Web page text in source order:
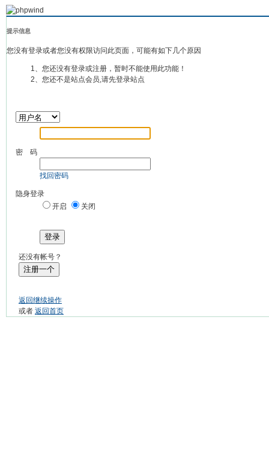
提示信息
您没有登录或者您没有权限访问此页面，可能有如下几个原因
1、您还没有登录或注册，暂时不能使用此功能！
2、您还不是站点会员,请先登录站点
密 码
找回密码
隐身登录
开启
关闭
登录
还没有帐号？
注册一个
返回继续操作
或者 返回首页